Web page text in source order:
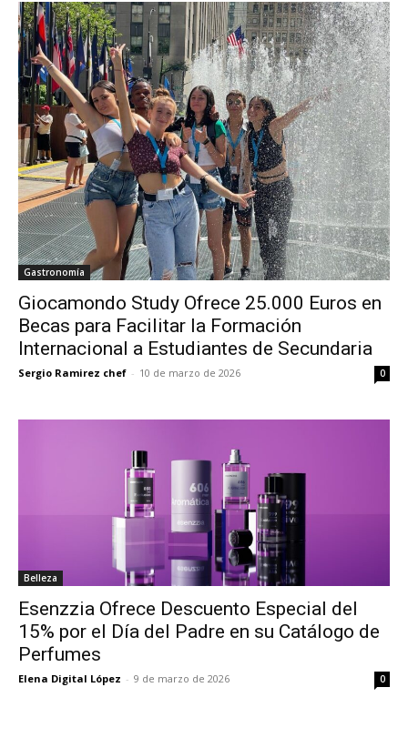
Gastronomía
Giocamondo Study Ofrece 25.000 Euros en
Becas para Facilitar la Formación
Internacional a Estudiantes de Secundaria
Sergio Ramirez chef - 10 de marzo de 2026 0
Belleza
Esenzzia Ofrece Descuento Especial del
15% por el Día del Padre en su Catálogo de
Perfumes
Elena Digital López - 9 de marzo de 2026 0